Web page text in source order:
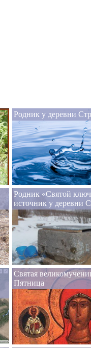
Родник у деревни
Родник «Святой
источник у деревни
Святая
Пятница